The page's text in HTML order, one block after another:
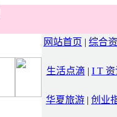
网站首页 | 综合
生活点滴 | I T 资
华夏旅游 | 创业